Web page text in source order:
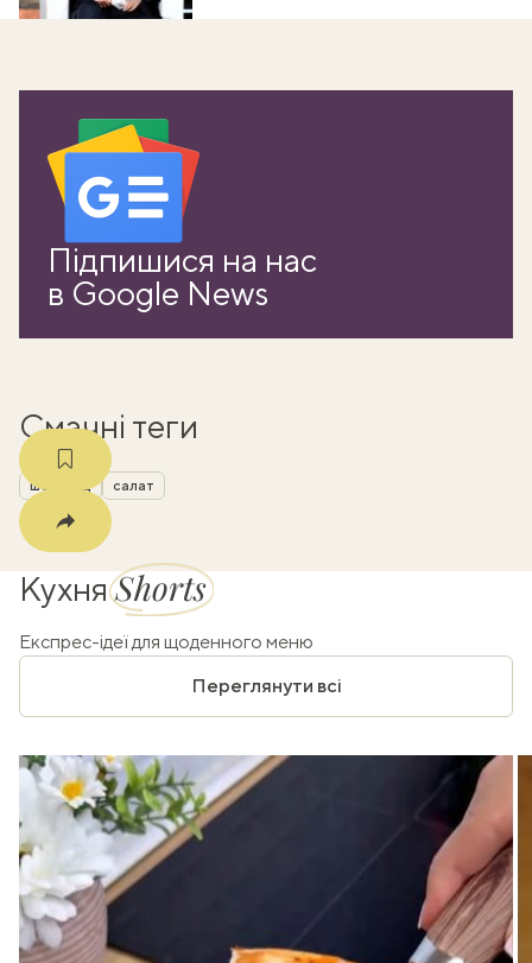
Підпишися на нас
в Google News
Смачні теги
шоколад салат
КухняShorts
Експрес-ідеї для щоденного меню
Переглянути всі